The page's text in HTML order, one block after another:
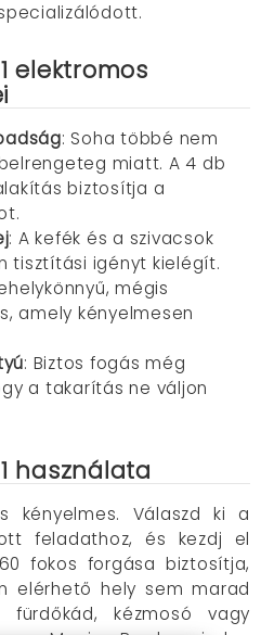
elektromos
: Soha többé nem
miatt. A 4 db
biztosítja a
: A kefék és a szivacsok
tisztítási igényt kielégít.
mégis
amely kényelmesen
: Biztos fogás még
a takarítás ne váljon
használata
kényelmes. Válaszd ki a
feladathoz, és kezdj el
fokos forgása biztosítja,
elérhető hely sem marad
kézmosó vagy